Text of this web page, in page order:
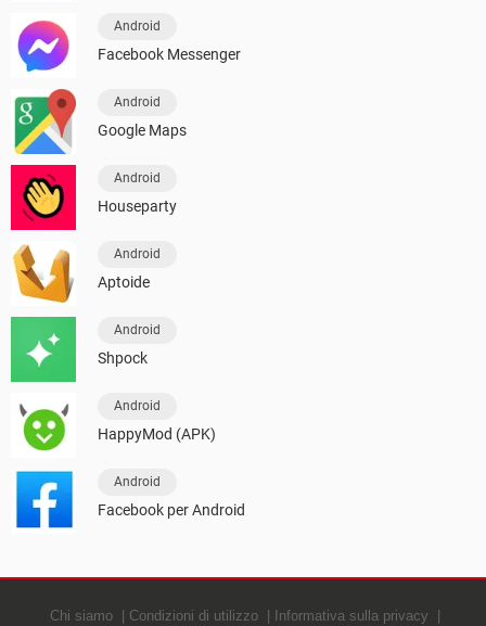
Android
Facebook Messenger
Android
Google Maps
Android
Houseparty
Android
Aptoide
Android
Shpock
Android
HappyMod (APK)
Android
Facebook per Android
Chi siamo Condizioni di utilizzo Informativa sulla privacy